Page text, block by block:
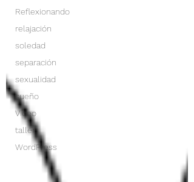
Reflexionando
relajación
soledad
separación
sexualidad
sueño
Video
taller
WordPress